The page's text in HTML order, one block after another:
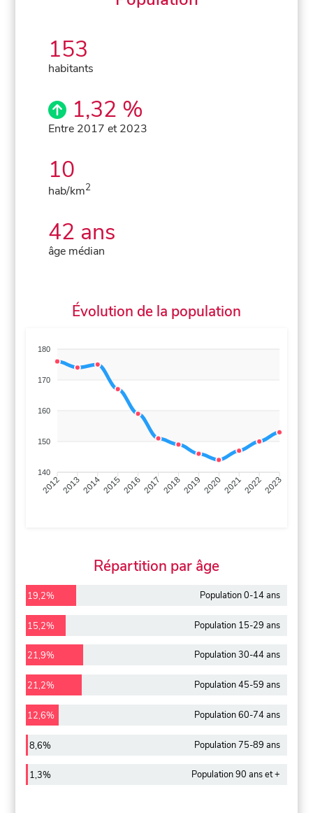
153
habitants
1,32 %
Entre 2017 et 2023
10
hab/km2
42 ans
âge médian
Évolution de la population
180
170
160
150
140
201220132014201520162017 20182019 2020202120222023
Répartition par âge
19,2% Population 0-14 ans
15,2% Population 15-29 ans
21,9% Population 30-44 ans
21,2% Population 45-59 ans
12,6% Population 60-74 ans
8,6% Population 75-89 ans
1,3% Population 90 ans et +